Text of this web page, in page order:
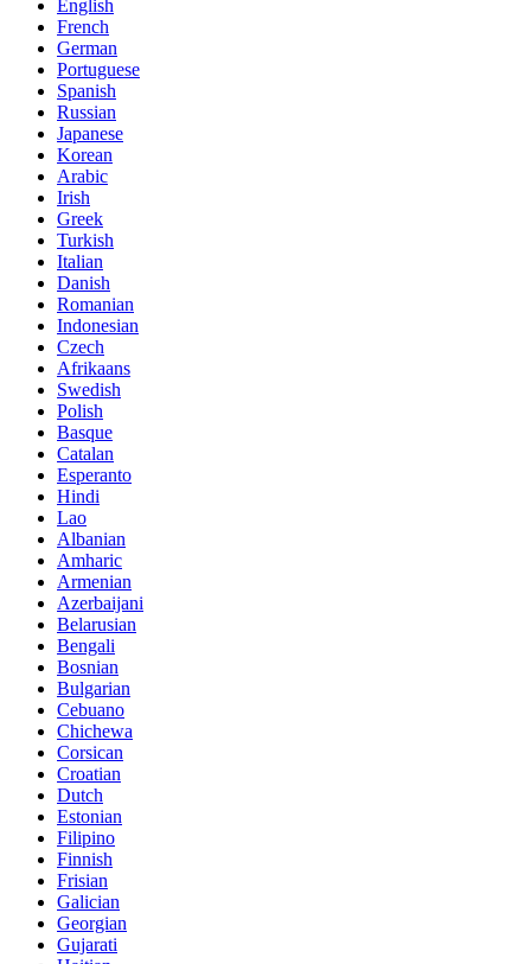
English
French
German
Portuguese
Spanish
Russian
Japanese
Korean
Arabic
Irish
Greek
Turkish
Italian
Danish
Romanian
Indonesian
Czech
Afrikaans
Swedish
Polish
Basque
Catalan
Esperanto
Hindi
Lao
Albanian
Amharic
Armenian
Azerbaijani
Belarusian
Bengali
Bosnian
Bulgarian
Cebuano
Chichewa
Corsican
Croatian
Dutch
Estonian
Filipino
Finnish
Frisian
Galician
Georgian
Gujarati